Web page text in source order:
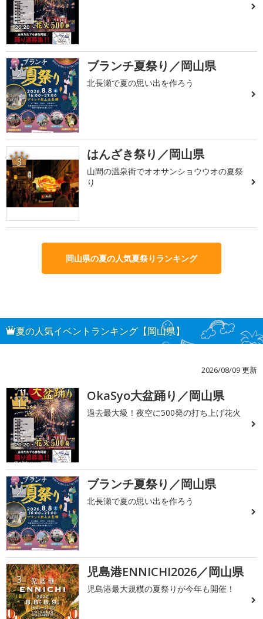
2 ブランチ夏祭り／岡山県
北長瀬で夏の思い出を作ろう
3 はんざき祭り／岡山県
山間の温泉街でオオサンショウウオの夏祭
り
岡山県の夏の人気夏祭りランキング
夏の人気イベントランキング【岡山県】
2026/08/09 更新
1 OkaSyo大盆踊り／岡山県
過去最大級！夜空に500発の打ち上げ花火
2 ブランチ夏祭り／岡山県
北長瀬で夏の思い出を作ろう
3 児島港ENNICHI2026／岡山県
児島港最大規模の夏祭りが今年も開催！